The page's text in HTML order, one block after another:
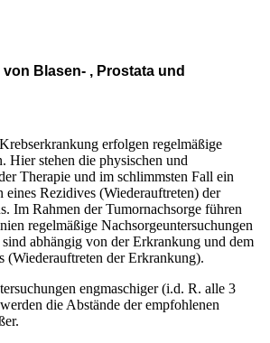
Blasen- , Prostata und
erfolgen regelmäßige
Hier stehen die physischen und
Therapie und im schlimmsten Fall ein
eines Rezidives (Wiederauftreten) der
Im Rahmen der Tumornachsorge führen
regelmäßige Nachsorgeuntersuchungen
abhängig von der Erkrankung und dem
(Wiederauftreten der Erkrankung).
engmaschiger (i.d. R. alle 3
die Abstände der empfohlenen